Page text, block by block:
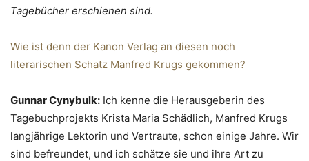
Tagebücher erschienen sind.
Wie ist denn der Kanon Verlag an diesen noch
literarischen Schatz Manfred Krugs gekommen?
Gunnar Cynybulk: Ich kenne die Herausgeberin des
Tagebuchprojekts Krista Maria Schädlich, Manfred Krugs
langjährige Lektorin und Vertraute, schon einige Jahre. Wir
sind befreundet, und ich schätze sie und ihre Art zu